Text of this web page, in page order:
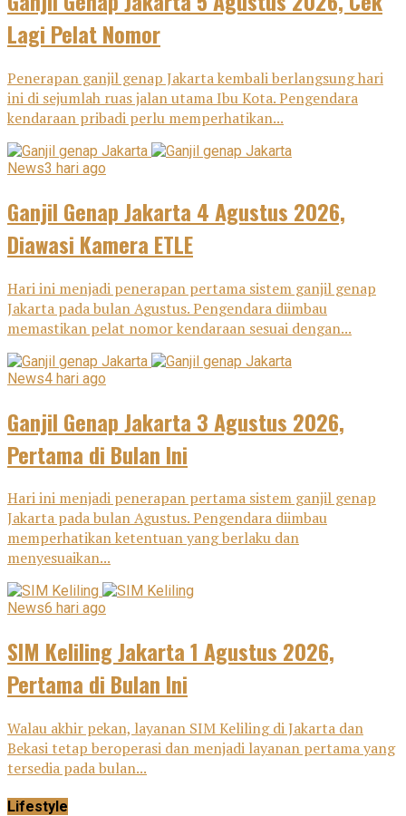
Lagi Pelat Nomor
Penerapan ganjil genap Jakarta kembali berlangsung hari
ini di sejumlah ruas jalan utama Ibu Kota. Pengendara
kendaraan pribadi perlu memperhatikan...
News3 hari ago
Ganjil Genap Jakarta 4 Agustus 2026,
Diawasi Kamera ETLE
Hari ini menjadi penerapan pertama sistem ganjil genap
Jakarta pada bulan Agustus. Pengendara diimbau
memastikan pelat nomor kendaraan sesuai dengan...
News4 hari ago
Ganjil Genap Jakarta 3 Agustus 2026,
Pertama di Bulan Ini
Hari ini menjadi penerapan pertama sistem ganjil genap
Jakarta pada bulan Agustus. Pengendara diimbau
memperhatikan ketentuan yang berlaku dan
menyesuaikan...
News6 hari ago
SIM Keliling Jakarta 1 Agustus 2026,
Pertama di Bulan Ini
Walau akhir pekan, layanan SIM Keliling di Jakarta dan
Bekasi tetap beroperasi dan menjadi layanan pertama yang
tersedia pada bulan...
Lifestyle